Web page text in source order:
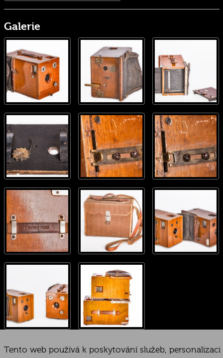
Galerie
Tento web používá k poskytování služeb, personalizaci